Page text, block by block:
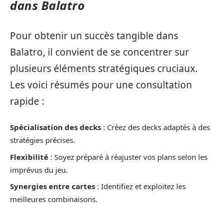
dans Balatro
Pour obtenir un succès tangible dans
Balatro, il convient de se concentrer sur
plusieurs éléments stratégiques cruciaux.
Les voici résumés pour une consultation
rapide :
Spécialisation des decks : Créez des decks adaptés à des
stratégies précises.
Flexibilité : Soyez préparé à réajuster vos plans selon les
imprévus du jeu.
Synergies entre cartes : Identifiez et exploitez les
meilleures combinaisons.